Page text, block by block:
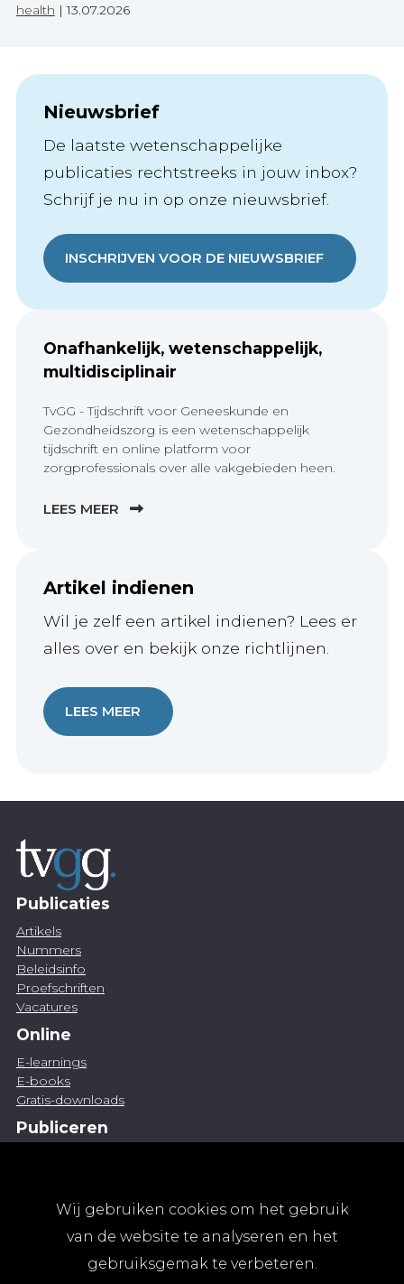
Wij gebruiken cookies om het gebruik
van de website te analyseren en het
gebruiksgemak te verbeteren.
health |13.07.2026
Nieuwsbrief
De laatste wetenschappelijke
publicaties rechtstreeks in jouw inbox?
Schrijf je nu in op onze nieuwsbrief.
INSCHRIJVEN VOOR DE NIEUWSBRIEF
Onafhankelijk, wetenschappelijk,
multidisciplinair
TvGG - Tijdschrift voor Geneeskunde en
Gezondheidszorg is een wetenschappelijk
tijdschrift en online platform voor
zorgprofessionals over alle vakgebieden heen.
LEES MEER
Artikel indienen
Wil je zelf een artikel indienen? Lees er
alles over en bekijk onze richtlijnen.
LEES MEER
Publicaties
Artikels
Nummers
Beleidsinfo
Proefschriften
Vacatures
Online
E-learnings
E-books
Gratis-downloads
Publiceren
Abonnementen
Algemene abonnementsvoorwaarden